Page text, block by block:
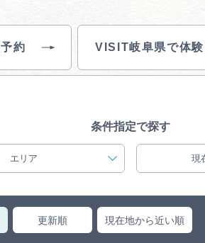
旅
約 VISIT岐阜県で体
条件指定で探す
エリア 現
更新順 現在地から近い順